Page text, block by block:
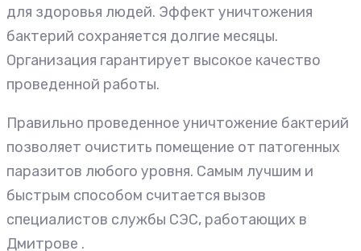
для здоровья людей. Эффект уничтожения
бактерий сохраняется долгие месяцы.
Организация гарантирует высокое качество
проведенной работы.
Правильно проведенное уничтожение бактерий
позволяет очистить помещение от патогенных
паразитов любого уровня. Самым лучшим и
быстрым способом считается вызов
специалистов службы СЭС, работающих в
Дмитрове .